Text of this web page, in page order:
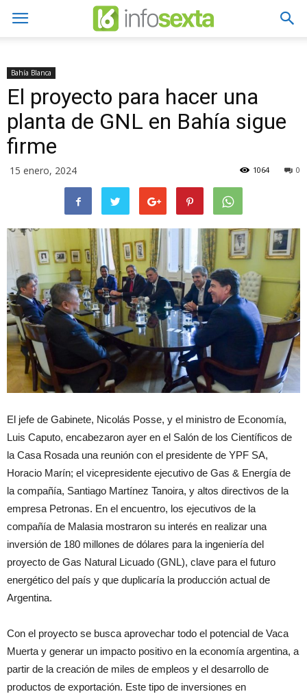
Bahía Blanca
El proyecto para hacer una
planta de GNL en Bahía sigue
firme
15 enero, 2024 0
1064
El jefe de Gabinete, Nicolás Posse, y el ministro de Economía,
Luis Caputo, encabezaron ayer en el Salón de los Científicos de
la Casa Rosada una reunión con el presidente de YPF SA,
Horacio Marín; el vicepresidente ejecutivo de Gas & Energía de
la compañía, Santiago Martínez Tanoira, y altos directivos de la
empresa Petronas. En el encuentro, los ejecutivos de la
compañía de Malasia mostraron su interés en realizar una
inversión de 180 millones de dólares para la ingeniería del
proyecto de Gas Natural Licuado (GNL), clave para el futuro
energético del país y que duplicaría la producción actual de
Argentina.
Con el proyecto se busca aprovechar todo el potencial de Vaca
Muerta y generar un impacto positivo en la economía argentina, a
partir de la creación de miles de empleos y el desarrollo de
productos de exportación. Este tipo de inversiones en